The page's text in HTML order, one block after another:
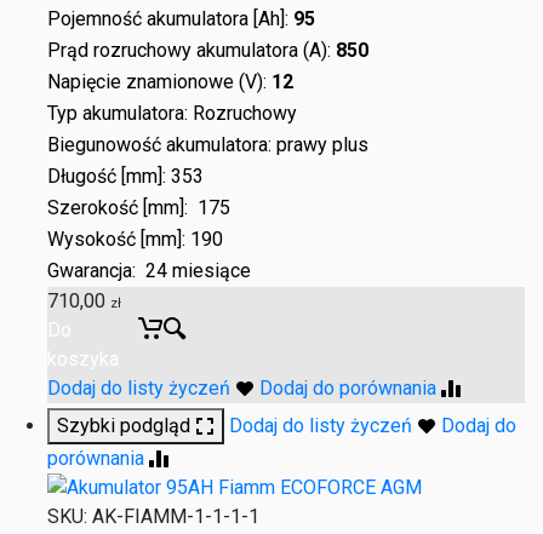
Pojemność akumulatora [Ah]: 95
Prąd rozruchowy akumulatora (A): 850
Napięcie znamionowe (V): 12
Typ akumulatora: Rozruchowy
Biegunowość akumulatora: prawy plus
Długość [mm]: 353
Szerokość [mm]: 175
Wysokość [mm]: 190
Gwarancja: 24 miesiące
710,00 zł
Do
koszyka
Dodaj do listy życzeń
Dodaj do porównania
Szybki podgląd
Dodaj do listy życzeń
Dodaj do
porównania
SKU: AK-FIAMM-1-1-1-1